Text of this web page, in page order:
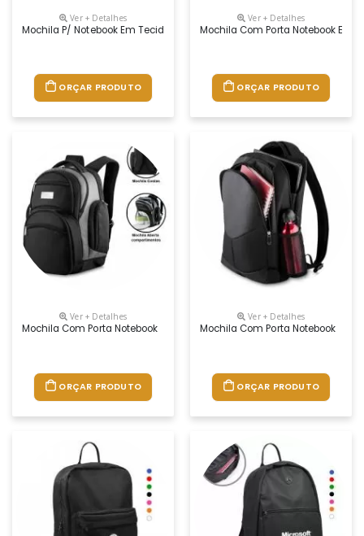
Ver + Detalhes
Mochila P/ Notebook Em Tecido Nylon Com Bolso Lateral
ORÇAR PRODUTO
Ver + Detalhes
Mochila Com Porta Notebook Em
ORÇAR PRODUTO
Ver + Detalhes
Mochila Com Porta Notebook
ORÇAR PRODUTO
Ver + Detalhes
Mochila Com Porta Notebook
ORÇAR PRODUTO